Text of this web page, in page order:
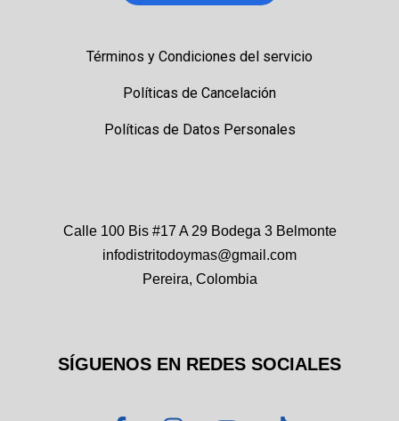
Términos y Condiciones del servicio
Políticas de Cancelación
Políticas de Datos Personales
Calle 100 Bis #17 A 29 Bodega 3 Belmonte
infodistritodoymas@gmail.com
Pereira, Colombia
SÍGUENOS EN REDES SOCIALES
F
I
Y
T